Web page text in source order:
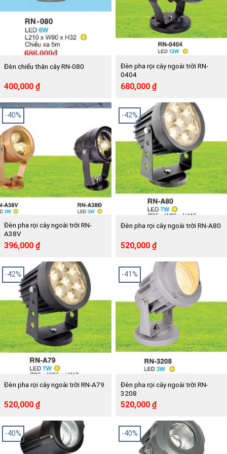
Đèn chiếu thân cây RN-080
Giá
là:
686,000 ₫.
400,000 ₫Giá
hiện
tại
là:
Đèn pha rọi cây ngoài trời RN-
0404
Giá
1,140,000 ₫.
680,000 ₫Giá
hiện
tại
là:
680,000 ₫.
-40%
Đèn pha rọi cây ngoài trời RN-
A38V
Giá
660,000 ₫.
396,000 ₫Giá
hiện
tại
là:
396,000 ₫.
-42%
Đèn pha rọi cây ngoài trời RN-A80
Giá
890,000 ₫.
520,000 ₫Giá
hiện
tại
520,000 ₫.
-42%
Đèn pha rọi cây ngoài trời RN-A79
Giá
890,000 ₫.
520,000 ₫Giá
tại
là:
520,000 ₫.
-41%
Đèn pha rọi cây ngoài trời RN-
3208
Giá
880,000 ₫.
520,000 ₫Giá
tại
là:
520,000 ₫.
-40% -40%